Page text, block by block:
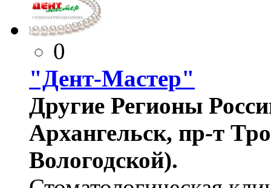
0
"Дент-Мастер"
Другие Регионы
Архангельск, пр-т
Вологодской).